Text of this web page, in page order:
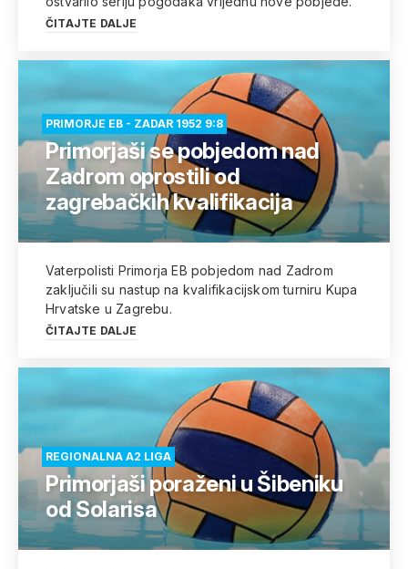
ČITAJTE DALJE
PRIMORJE EB - ZADAR 1952 9:8
Primorjaši se pobjedom nad
Zadrom oprostili od
zagrebačkih kvalifikacija
Vaterpolisti Primorja EB pobjedom nad Zadrom
zaključili su nastup na kvalifikacijskom turniru Kupa
Hrvatske u Zagrebu.
ČITAJTE DALJE
REGIONALNA A2 LIGA
Primorjaši poraženi u Šibeniku
od Solarisa